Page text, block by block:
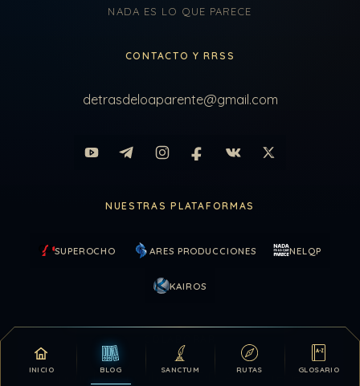
INICIO BLOG SANCTUM RUTAS GLOSARIO
NADA ES LO QUE PARECE
CONTACTO Y RRSS
detrasdeloaparente@gmail.com
NUESTRAS PLATAFORMAS
SUPEROCHO ARES PRODUCCIONES NELQP
KAIROS
Tu apoyo hace posible que DDLA siga creciendo.